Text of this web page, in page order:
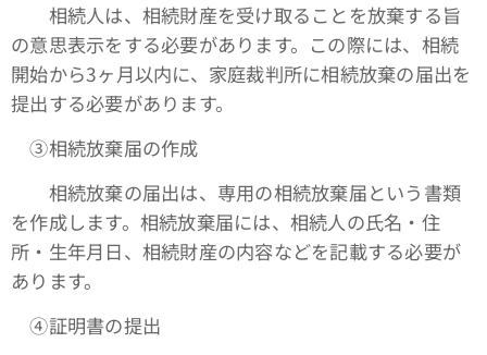
相続人は、相続財産を受け取ることを放棄する旨
の意思表示をする必要があります。この際には、相続
開始から3ヶ月以内に、家庭裁判所に相続放棄の届出を
提出する必要があります。
③相続放棄届の作成
相続放棄の届出は、専用の相続放棄届という書類
を作成します。相続放棄届には、相続人の氏名・住
所・生年月日、相続財産の内容などを記載する必要が
あります。
④証明書の提出